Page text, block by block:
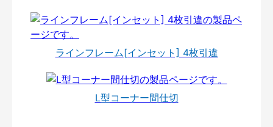
ラインフレーム[インセット] 4枚引違
L型コーナー間仕切